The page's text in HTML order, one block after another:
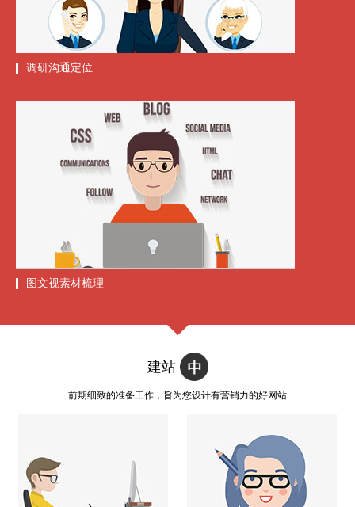
调研沟通定位
图文视素材梳理
建站
前期细致的准备工作，旨为您设计有营销力的好网站